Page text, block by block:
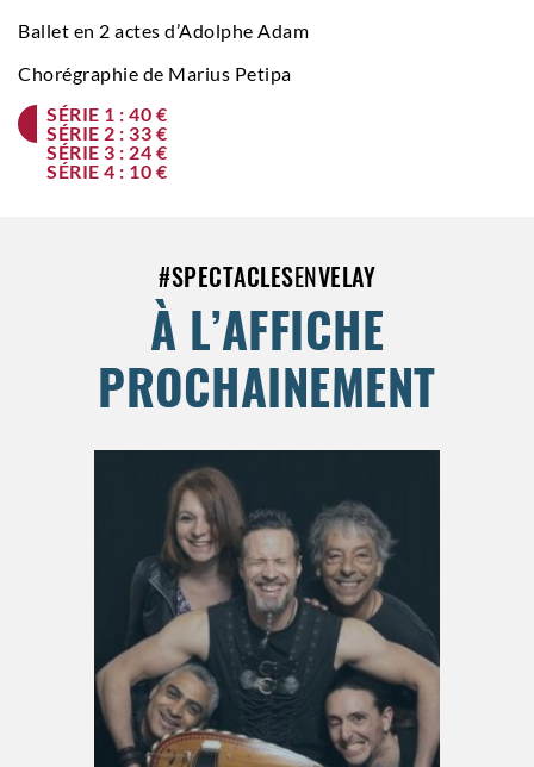
Ballet en 2 actes d’Adolphe Adam
Chorégraphie de Marius Petipa
SÉRIE 1 : 40 €
SÉRIE 2 : 33 €
SÉRIE 3 : 24 €
SÉRIE 4 : 10 €
#SPECTACLESENVELAY
À L’AFFICHE
PROCHAINEMENT